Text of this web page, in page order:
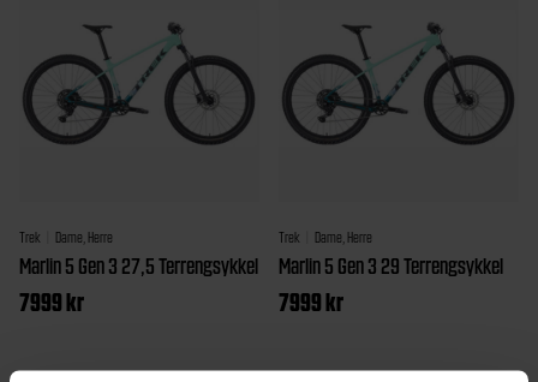
Alternativene
kan
velges
på
kan
velges
på
Trek Dame, Herre
Marlin 5 Gen 3 27,5 Terrengsykkel
7999kr
Dette
Trek Dame, Herre
Marlin 5 Gen 3 29 Terrengsykkel
7999kr
Dette